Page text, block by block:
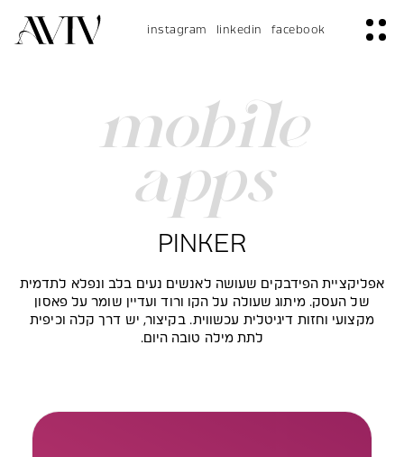
facebook
linkedin
instagram
mobile
apps
PINKER
אפליקציית הפידבקים שעושה לאנשים נעים בלב ונפלא לתדמית
של העסק. מיתוג שעולה על הקו ורוד ועדיין שומר על פאסון
מקצועי וחזות דיגיטלית עכשווית. בקיצור, יש דרך קלה וכיפית
לתת מילה טובה היום.